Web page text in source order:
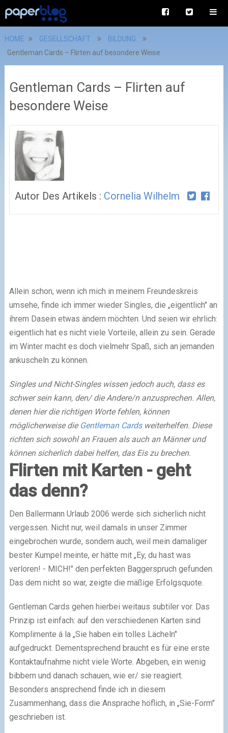
HOME GESELLSCHAFT
BILDUNG
Gentleman Cards – Flirten auf besondere Weise
Gentleman Cards – Flirten auf
besondere Weise
Autor Des Artikels : Cornelia Wilhelm
Allein schon, wenn ich mich in meinem Freundeskreis
umsehe, finde ich immer wieder Singles, die „eigentlich" an
ihrem Dasein etwas ändern möchten. Und seien wir ehrlich:
eigentlich hat es nicht viele Vorteile, allein zu sein. Gerade
im Winter macht es doch vielmehr Spaß, sich an jemanden
ankuscheln zu können.
Singles und Nicht-Singles wissen jedoch auch, dass es
schwer sein kann, den/ die Andere/n anzusprechen. Allen,
denen hier die richtigen Worte fehlen, können
möglicherweise die Gentleman Cardsweiterhelfen. Diese
richten sich sowohl an Frauen als auch an Männer und
können sicherlich dabei helfen, das Eis zu brechen.
Flirten mit Karten - geht
das denn?
Den Ballermann Urlaub 2006 werde sich sicherlich nicht
vergessen. Nicht nur, weil damals in unser Zimmer
eingebrochen wurde, sondern auch, weil mein damaliger
bester Kumpel meinte, er hätte mit „Ey, du hast was
verloren! - MICH!" den perfekten Baggerspruch gefunden.
Das dem nicht so war, zeigte die mäßige Erfolgsquote.
Gentleman Cards gehen hierbei weitaus subtiler vor. Das
Prinzip ist einfach: auf den verschiedenen Karten sind
Komplimente á la „Sie haben ein tolles Lächeln"
aufgedruckt. Dementsprechend braucht es für eine erste
Kontaktaufnahme nicht viele Worte. Abgeben, ein wenig
bibbern und danach schauen, wie er/ sie reagiert.
Besonders ansprechend finde ich in diesem
Zusammenhang, dass die Ansprache höflich, in „Sie-Form"
geschrieben ist.